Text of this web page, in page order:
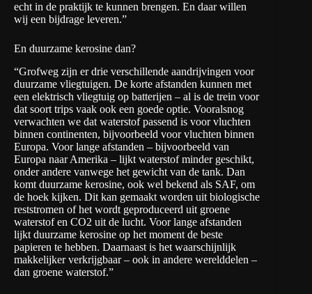
echt in de praktijk te kunnen brengen. En daar willen
wij een bijdrage leveren.”
En duurzame kerosine dan?
“Grofweg zijn er drie verschillende aandrijvingen voor
duurzame vliegtuigen. De korte afstanden kunnen met
een elektrisch vliegtuig op batterijen – al is de trein voor
dat soort trips vaak ook een goede optie. Vooralsnog
verwachten we dat waterstof passend is voor vluchten
binnen continenten, bijvoorbeeld voor vluchten binnen
Europa. Voor lange afstanden – bijvoorbeeld van
Europa naar Amerika – lijkt waterstof minder geschikt,
onder andere vanwege het gewicht van de tank. Dan
komt duurzame kerosine, ook wel bekend als SAF, om
de hoek kijken. Dit kan gemaakt worden uit biologische
reststromen of het wordt geproduceerd uit groene
waterstof en CO2 uit de lucht. Voor lange afstanden
lijkt duurzame kerosine op het moment de beste
papieren te hebben. Daarnaast is het waarschijnlijk
makkelijker verkrijgbaar – ook in andere werelddelen –
dan groene waterstof.”